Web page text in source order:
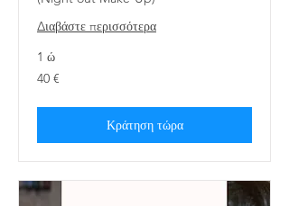
Διαβάστε περισσότερα
1 ώ
40
ευρώ
40 €
Κράτηση τώρα